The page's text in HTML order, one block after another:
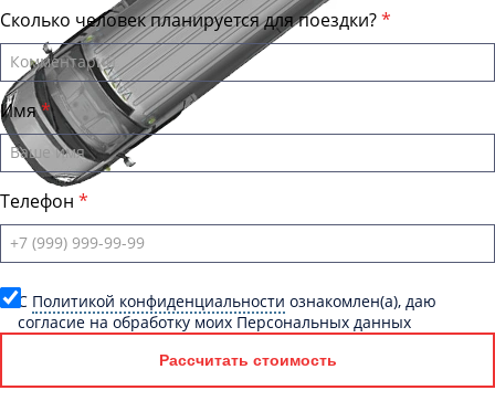
Сколько человек планируется для поездки?
Имя
Телефон
C Политикой конфиденциальности ознакомлен(а), даю
согласие на обработку моих Персональных данных
Рассчитать стоимость